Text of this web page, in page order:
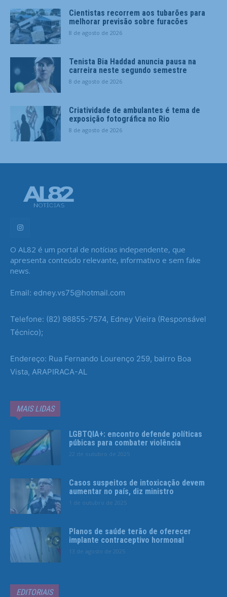
Cientistas recorrem aos tubarões para
melhorar previsão sobre furacões
8 de agosto de 2026
Tenista Bia Haddad anuncia pausa na
carreira neste segundo semestre
8 de agosto de 2026
Criatividade de ambulantes é tema de
exposição fotográfica no Rio
8 de agosto de 2026
O AL82 é um portal de notícias independente, que
apresenta conteúdo relevante, informativo e sem fake
news.
Email: edney.vs75@hotmail.com
Telefone: (82) 98855-7574, Edney Vieira (Responsável
Técnico);
Endereço: Rua Fernando Lourenço 259, bairro Boa
Vista, ARAPIRACA-AL
MAIS LIDAS
LGBTQIA+: encontro defende políticas
púbicas para combater violência
22 de outubro de 2025
Casos suspeitos de intoxicação devem
aumentar no país, diz ministro
1 de outubro de 2025
Planos de saúde terão de oferecer
implante contraceptivo hormonal
13 de agosto de 2025
EDITORIAIS